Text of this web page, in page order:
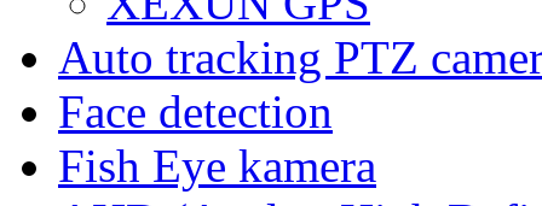
Auto tracking PTZ
Face detection
Fish Eye kamera